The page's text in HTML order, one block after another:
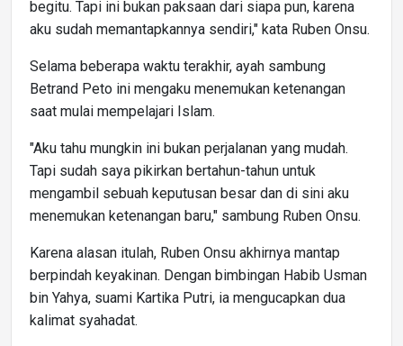
begitu. Tapi ini bukan paksaan dari siapa pun, karena
aku sudah memantapkannya sendiri," kata Ruben Onsu.
Selama beberapa waktu terakhir, ayah sambung
Betrand Peto ini mengaku menemukan ketenangan
saat mulai mempelajari Islam.
"Aku tahu mungkin ini bukan perjalanan yang mudah.
Tapi sudah saya pikirkan bertahun-tahun untuk
mengambil sebuah keputusan besar dan di sini aku
menemukan ketenangan baru," sambung Ruben Onsu.
Karena alasan itulah, Ruben Onsu akhirnya mantap
berpindah keyakinan. Dengan bimbingan Habib Usman
bin Yahya, suami Kartika Putri, ia mengucapkan dua
kalimat syahadat.